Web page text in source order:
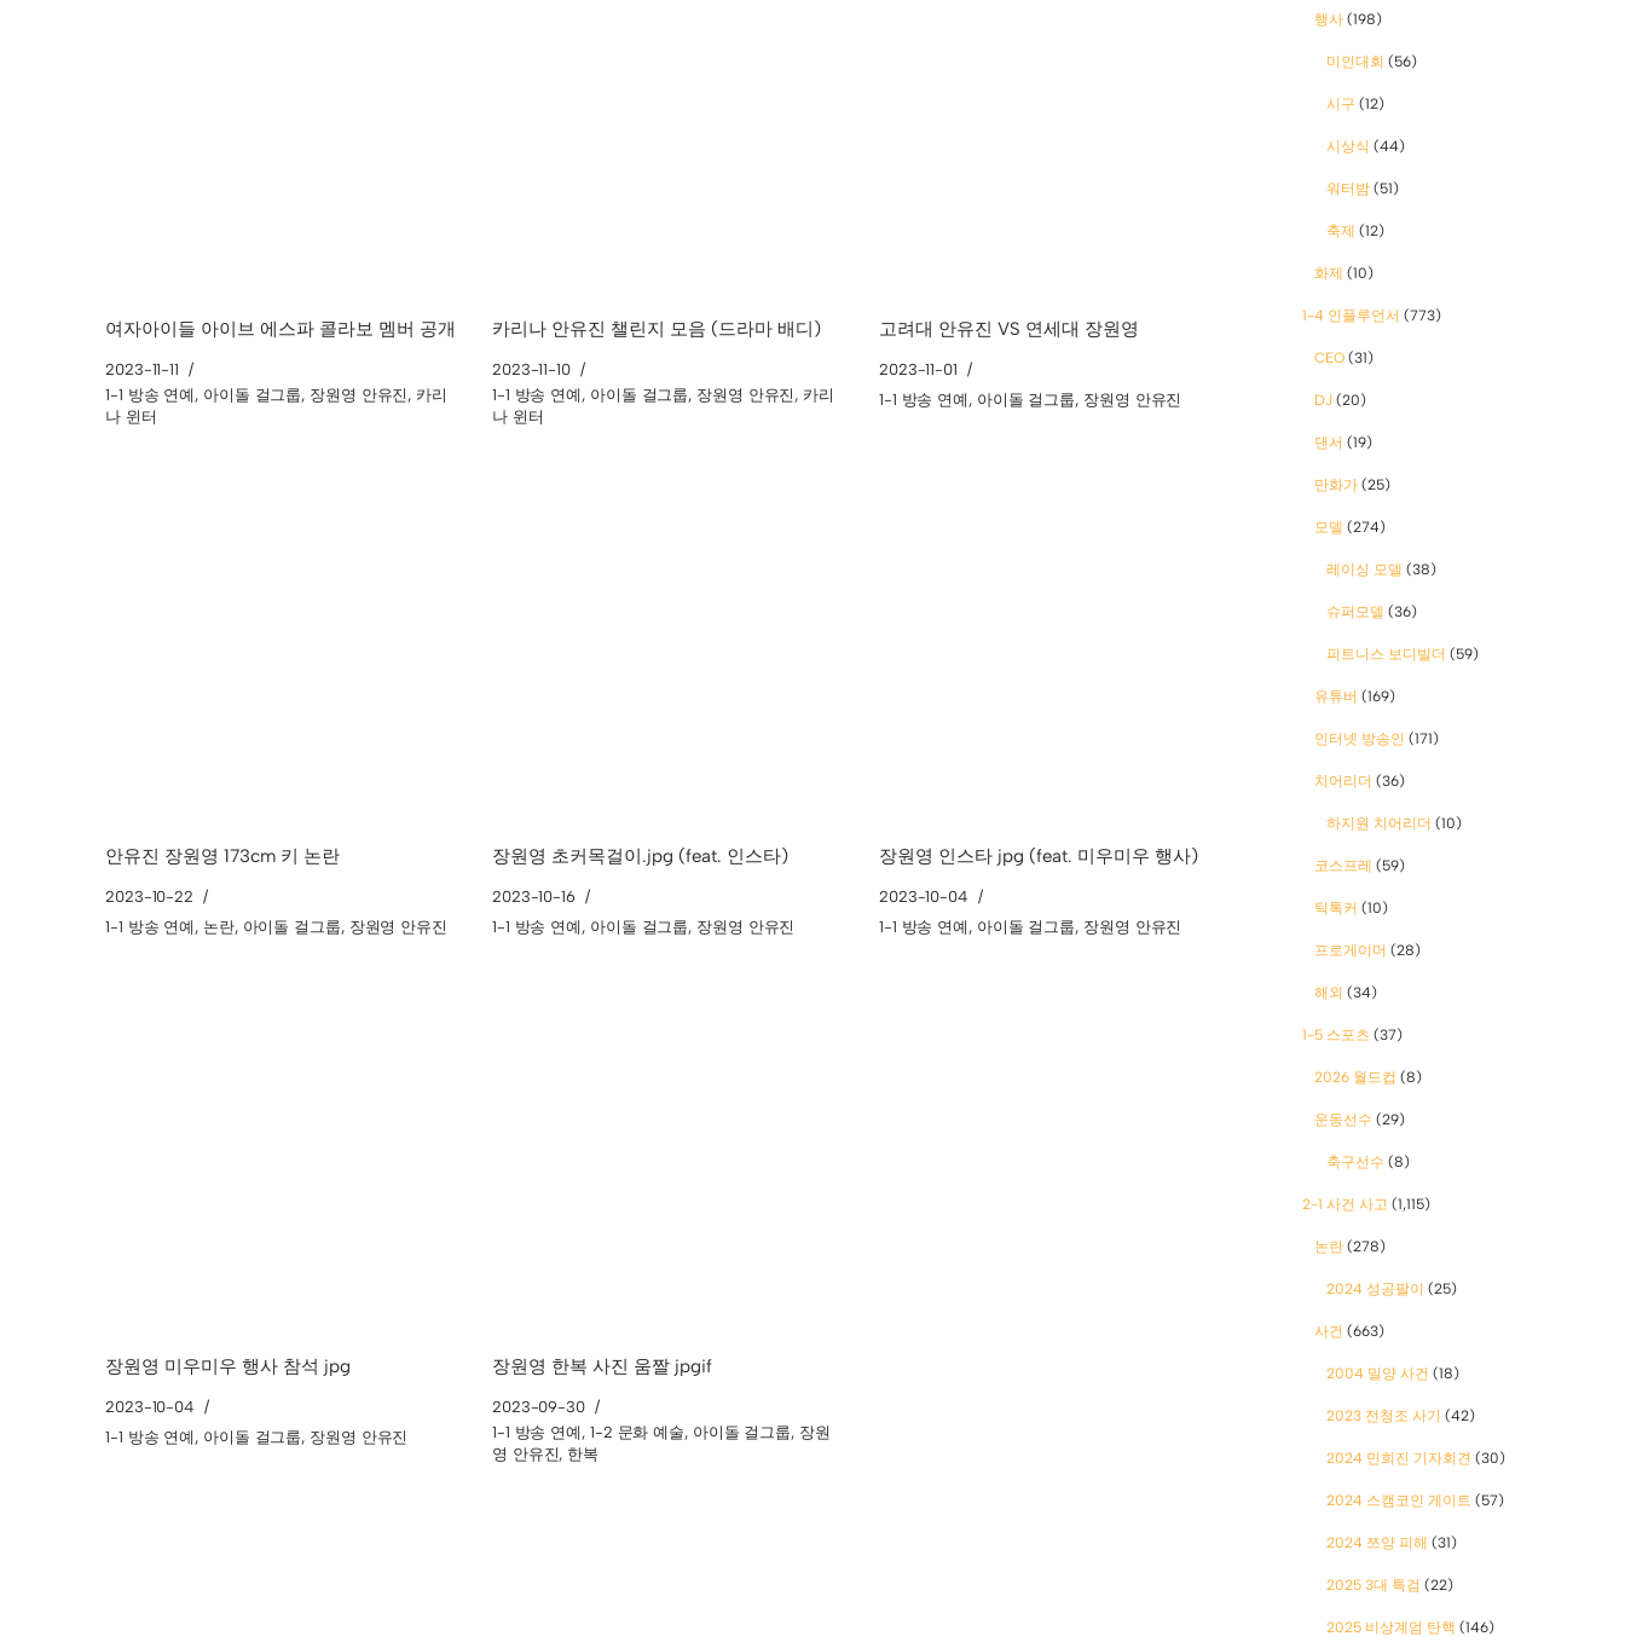
여자아이들 아이브 에스파 콜라보 멤버 공개
2023-11-11
1-1 방송 연예 , 아이돌 걸그룹, 장원영 안유진 , 카리
나 윈터
카리나 안유진 챌린지 모음 (드라마 배디)
2023-11-10
1-1 방송 연예 , 아이돌 걸그룹, 장원영 안유진 , 카리
나 윈터
고려대 안유진 VS 연세대 장원영
2023-11-01
1-1 방송 연예 , 아이돌 걸그룹, 장원영 안유진
안유진 장원영 173cm 키 논란
2023-10-22
1-1 방송 연예 , 논란, 아이돌 걸그룹, 장원영 안유진
장원영 초커목걸이.jpg (feat. 인스타)
2023-10-16
1-1 방송 연예 , 아이돌 걸그룹, 장원영 안유진
장원영 인스타 jpg (feat. 미우미우 행사)
2023-10-04
1-1 방송 연예 , 아이돌 걸그룹, 장원영 안유진
장원영 미우미우 행사 참석 jpg
2023-10-04
1-1 방송 연예 , 아이돌 걸그룹, 장원영 안유진
장원영 한복 사진 움짤 jpgif
2023-09-30
1-1 방송 연예 , 1-2 문화 예술, 아이돌 걸그룹, 장원
영 안유진, 한복
행사 (198)
미인대회 (56)
시구 (12)
시상식 (44)
워터밤 (51)
축제 (12)
화제 (10)
1-4 인플루언서 (773)
CEO (31)
DJ (20)
댄서 (19)
만화가 (25)
모델 (274)
레이싱 모델 (38)
슈퍼모델 (36)
피트니스 보디빌더 (59)
유튜버 (169)
인터넷 방송인 (171)
치어리더 (36)
하지원 치어리더 (10)
코스프레 (59)
틱톡커 (10)
프로게이머 (28)
해외 (34)
1-5 스포츠 (37)
2026 월드컵 (8)
운동선수 (29)
축구선수 (8)
2-1 사건 사고 (1,115)
논란 (278)
2024 성공팔이 (25)
사건 (663)
2004 밀양 사건 (18)
2023 전청조 사기 (42)
2024 민희진 기자회견 (30)
2024 스캠코인 게이트 (57)
2024 쯔양 피해 (31)
2025 3대 특검 (22)
2025 비상계엄 탄핵 (146)